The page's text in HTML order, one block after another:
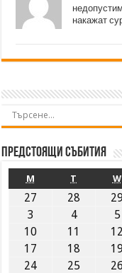
накажат
Предстоящи събития
M T W
27 28
3
4 5
10
11 12
17
18
24
25 26